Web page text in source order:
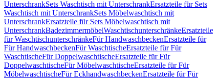
UnterschrankSets Waschtisch mit UnterschrankErsatzteile für Sets
Waschtisch mit UnterschrankSets Möbelwaschtisch mit
UnterschrankErsatzteile für Sets Möbelwaschtisch mit
UnterschrankBadezimmermöbelWaschtischunterschränkeErsatzteile
für WaschtischunterschränkeFür HandwaschbeckenErsatzteile für
Für HandwaschbeckenFür WaschtischeErsatzteile für Für
WaschtischeFür DoppelwaschtischeErsatzteile für Für
DoppelwaschtischeFür MöbelwaschtischeErsatzteile für Für
MöbelwaschtischeFür EckhandwaschbeckenErsatzteile für Für